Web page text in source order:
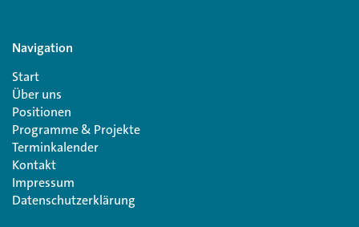
Navigation
Start
Über uns
Positionen
Programme & Projekte
Terminkalender
Kontakt
Impressum
Datenschutzerklärung